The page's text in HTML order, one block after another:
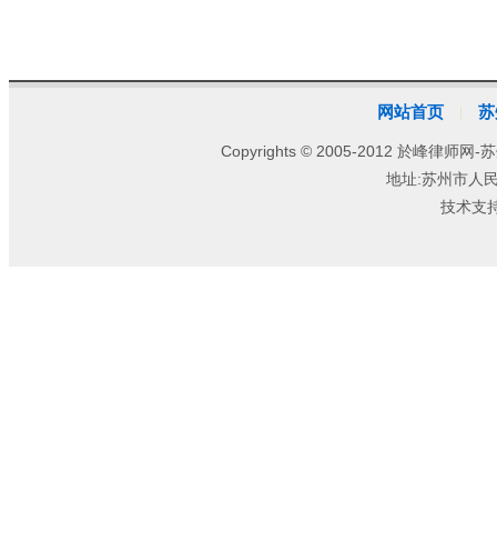
网站首页
Copyrights © 2005-2012 於峰律师网-
地址:苏州市人
技术支